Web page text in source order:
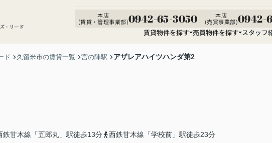
本店
(賃貸・管理事業部)0942-65-3050
本店
(売買事業部)0942-
賃貸物件を探す 売買物件を探す スタッフ
ド 久留米市の賃貸一覧 宮の陣駅 アザレアハイツハンダ第2
鉄甘木線「五郎丸」駅徒歩13分 西鉄甘木線「学校前」駅徒歩23分